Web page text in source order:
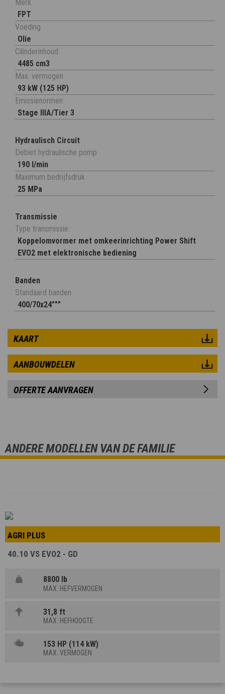
Merk
FPT
Voeding
Olie
Cilinderinhoud
4485 cm3
Max. vermogen
93 kW (125 HP)
Emissienormen
Stage IIIA/Tier 3
Hydraulisch Circuit
Debiet hydraulische pomp
190 l/min
Maximum bedrijfsdruk
25 MPa
Transmissie
Type transmissie
Koppelomvormer met omkeerinrichting Power Shift
EVO2 met elektronische bediening
Banden
Standaard banden
400/70x24"""
KAART
AANBOUWDELEN
OFFERTE AANVRAGEN
ANDERE MODELLEN VAN DE FAMILIE
AGRI PLUS
40.10 VS EVO2 - GD
8800 lb
MAX. HEFVERMOGEN
31,8 ft
MAX. HEFHOOGTE
153 HP (114 kW)
MAX. VERMOGEN